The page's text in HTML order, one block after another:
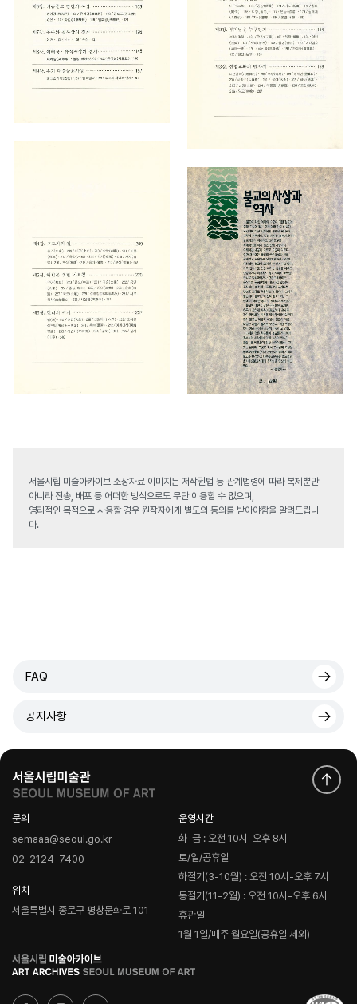
서울시립 미술아카이브 소장자료 이미지는 저작권법 등 관계법령에 따라 복제뿐만
아니라 전송, 배포 등 어떠한 방식으로도 무단 이용할 수 없으며,
영리적인 목적으로 사용할 경우 원작자에게 별도의 동의를 받아야함을 알려드립니
다.
FAQ
공지사항
문의
semaaa@seoul.go.kr
02-2124-7400
위치
서울특별시 종로구 평창문화로 101
운영시간
화-금 : 오전 10시-오후 8시
토/일/공휴일
하절기(3-10월) : 오전 10시-오후 7시
동절기(11-2월) : 오전 10시-오후 6시
휴관일
1월 1일/매주 월요일(공휴일 제외)
로
고